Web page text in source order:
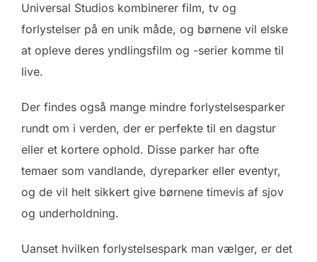
Universal Studios kombinerer film, tv og
forlystelser på en unik måde, og børnene vil elske
at opleve deres yndlingsfilm og -serier komme til
live.
Der findes også mange mindre forlystelsesparker
rundt om i verden, der er perfekte til en dagstur
eller et kortere ophold. Disse parker har ofte
temaer som vandlande, dyreparker eller eventyr,
og de vil helt sikkert give børnene timevis af sjov
og underholdning.
Uanset hvilken forlystelsespark man vælger, er det